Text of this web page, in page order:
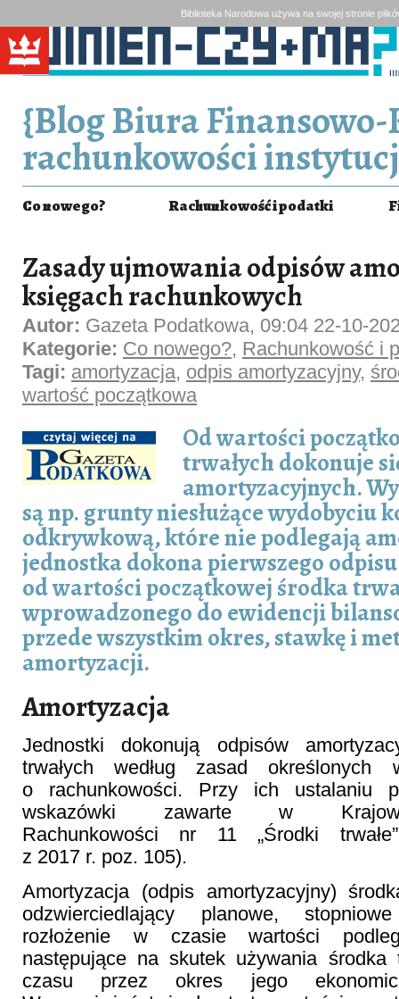
Biblioteka Narodowa używa na swojej stronie
{Blog Biura
rachunkowości
Co nowego? Rachunkowość i podatki
Zasady ujmowania odpisów
księgach rachunkowych
Autor: Gazeta Podatkowa, 09:04 22-10-
Kategorie: Co nowego?, Rachunkowość i
Tagi: amortyzacja, odpis amortyzacyjny,
wartość początkowa
Od wartości
trwałych dokonuje
amortyzacyjnych.
są np. grunty niesłużące wydobyciu
odkrywkową, które nie podlegają
jednostka dokona pierwszego
od wartości początkowej środka
wprowadzonego do ewidencji
przede wszystkim okres, stawkę i
amortyzacji.
Amortyzacja
Jednostki dokonują odpisów
trwałych według zasad
o rachunkowości. Przy ich ustalaniu
wskazówki zawarte w
Rachunkowości nr 11 „Środki
z 2017 r. poz. 105).
Amortyzacja (odpis amortyzacyjny)
odzwierciedlający planowe,
rozłożenie w czasie wartości
następujące na skutek używania środka
czasu przez okres jego